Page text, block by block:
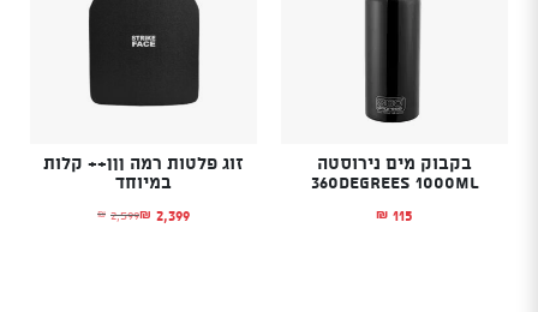
בקבוק מים נירוסטה
360Degrees 1000ML
₪ 115
זוג פלטות רמה ןןן++ קלות
במיוחד
₪ 2,599
המחיר המקורי היה: ₪2,599.₪ 2,399 המחיר הנוכחי הוא: ₪2,399.